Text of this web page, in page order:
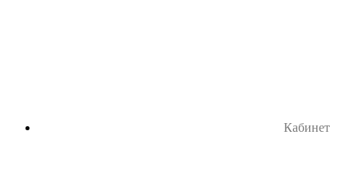
Кабинет